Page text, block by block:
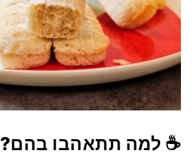
☕ למה תתאהבו בהם?